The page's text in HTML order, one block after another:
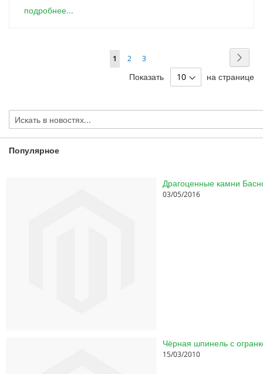
подробнее...
Page
You're
currently
page
1 Page
2 Page
3
Показать на странице
Популярное
03/05/2016
Чёрная шпинель с
15/03/2010